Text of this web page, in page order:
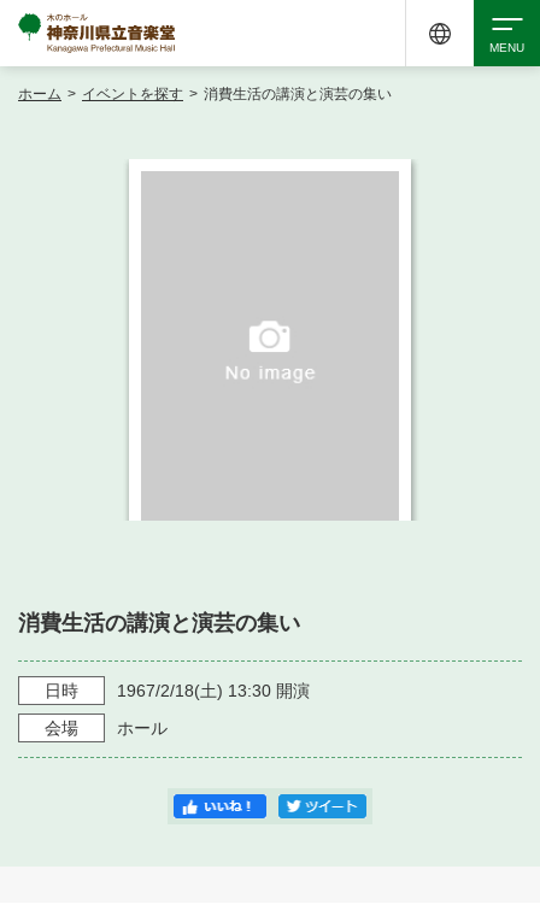
・ 空き状況
・ 抽選対象日
・ 利用料金
・ 音楽堂のご案内
・ フロアマップ
神奈川県立音楽堂
SNS
ホーム > イベントを探す > 消費生活の講演と演芸の集い
消費生活の講演と演芸の集い
日時 1967/2/18(土) 13:30 開演
会場
ホール